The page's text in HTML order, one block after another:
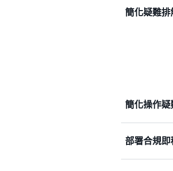
簡化疑難
簡化操作
探索帳戶中
部署合規